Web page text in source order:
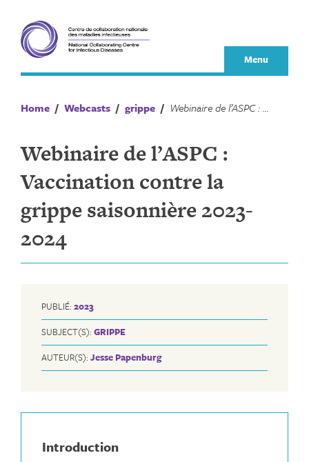
content
Menu
Home / Webcasts / grippe / Webinaire de l’ASPC : Vaccination contre la grippe saisonnière 2023-2024
Webinaire de l’ASPC :
Vaccination contre la
grippe saisonnière 2023-
2024
PUBLIÉ: 2023
SUBJECT(S): GRIPPE
AUTEUR(S): Jesse Papenburg
Introduction